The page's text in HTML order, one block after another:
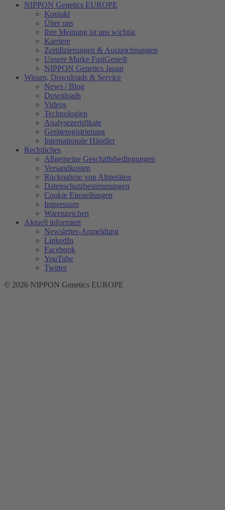
NIPPON Genetics EUROPE
Kontakt
Über uns
Ihre Meinung ist uns wichtig
Karriere
Zertifizierungen & Auszeichnungen
Unsere Marke FastGene®
NIPPON Genetics Japan
Wissen, Downloads & Service
News / Blog
Downloads
Videos
Technologien
Analysezertifikate
Geräteregistrierung
Internationale Händler
Rechtliches
Allgemeine Geschäftsbedingungen
Versandkosten
Rücknahme von Altgeräten
Datenschutzbestimmungen
Cookie Einstellungen
Impressum
Warenzeichen
Aktuell informiert
Newsletter-Anmeldung
LinkedIn
Facebook
YouTube
Twitter
© 2026 NIPPON Genetics EUROPE